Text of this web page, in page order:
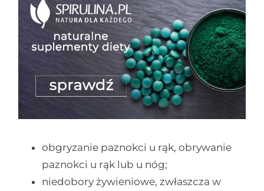
obgryzanie paznokci u rąk, obrywanie
paznokci u rąk lub u nóg;
niedobory żywieniowe, zwłaszcza w